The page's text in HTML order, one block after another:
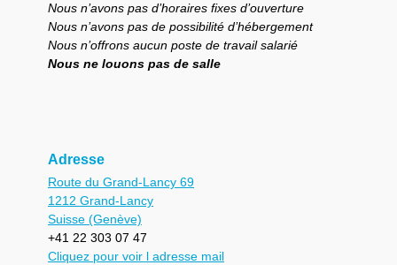
Nous n’avons pas d’horaires fixes d’ouverture
Nous n’avons pas de possibilité d’hébergement
Nous n’offrons aucun poste de travail salarié
Nous ne louons pas de salle
Adresse
Route du Grand-Lancy 69
1212 Grand-Lancy
Suisse (Genève)
+41 22 303 07 47
Cliquez pour voir l adresse mail